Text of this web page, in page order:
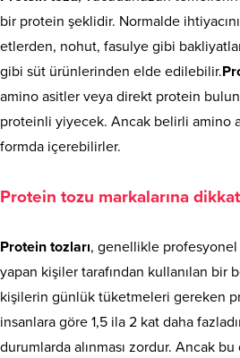
bir protein şeklidir. Normalde
etlerden, nohut, fasulye gibi
gibi süt ürünlerinden elde edilebilir.
amino asitler veya direkt protein
proteinli yiyecek. Ancak belirli amino
formda içerebilirler.
Protein tozu markalarına
Protein tozları, genellikle
yapan kişiler tarafından kullanılan bir
kişilerin günlük tüketmeleri gereken
insanlara göre 1,5 ila 2 kat daha
durumlarda alınması zordur. Ancak